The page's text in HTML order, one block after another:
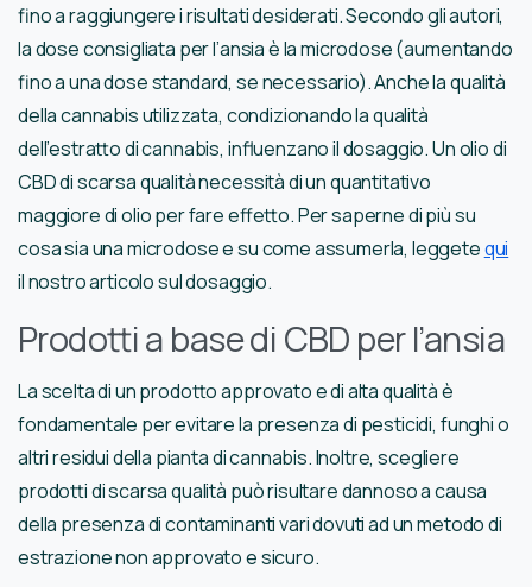
fino a raggiungere i risultati desiderati. Secondo gli autori,
la dose consigliata per l’ansia è la microdose (aumentando
fino a una dose standard, se necessario). Anche la qualità
della cannabis utilizzata, condizionando la qualità
dell’estratto di cannabis, influenzano il dosaggio. Un olio di
CBD di scarsa qualità necessità di un quantitativo
maggiore di olio per fare effetto. Per saperne di più su
cosa sia una microdose e su come assumerla, leggetequi
il nostro articolo sul dosaggio.
Prodotti a base di CBD per l’ansia
La scelta di un prodotto approvato e di alta qualità è
fondamentale per evitare la presenza di pesticidi, funghi o
altri residui della pianta di cannabis. Inoltre, scegliere
prodotti di scarsa qualità può risultare dannoso a causa
della presenza di contaminanti vari dovuti ad un metodo di
estrazione non approvato e sicuro.